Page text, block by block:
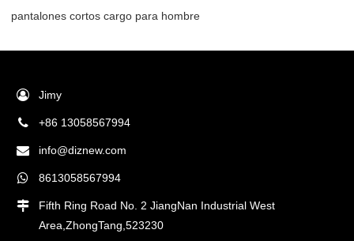
pantalones cortos cargo para hombre
Jimy
+86 13058567994
info@diznew.com
8613058567994
Fifth Ring Road No. 2 JiangNan Industrial West
Area,ZhongTang,523230